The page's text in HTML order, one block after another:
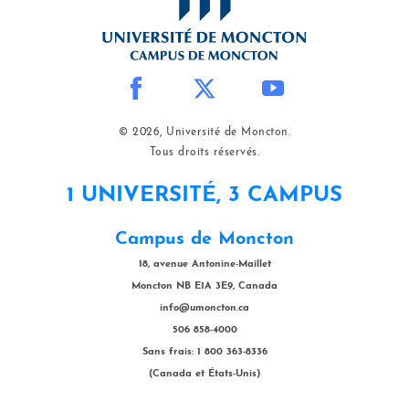
© 2026, Université de Moncton.
Tous droits réservés.
1 UNIVERSITÉ, 3 CAMPUS
Campus de Moncton
18, avenue Antonine-Maillet
Moncton NB E1A 3E9, Canada
info@umoncton.ca
506 858-4000
Sans frais: 1 800 363-8336
(Canada et États-Unis)